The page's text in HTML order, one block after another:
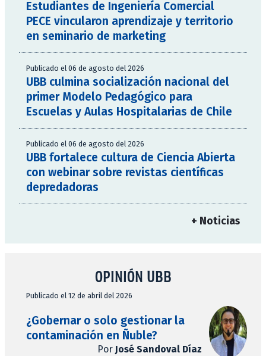
Estudiantes de Ingeniería Comercial
PECE vincularon aprendizaje y territorio
en seminario de marketing
Publicado el 06 de agosto del 2026
UBB culmina socialización nacional del
primer Modelo Pedagógico para
Escuelas y Aulas Hospitalarias de Chile
Publicado el 06 de agosto del 2026
UBB fortalece cultura de Ciencia Abierta
con webinar sobre revistas científicas
depredadoras
+ Noticias
OPINIÓN UBB
Publicado el 12 de abril del 2026
¿Gobernar o solo gestionar la
contaminación en Ñuble?
Por José Sandoval Díaz